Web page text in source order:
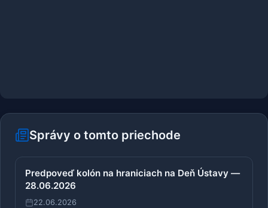
Správy o tomto priechode
Predpoveď kolón na hraniciach na Deň Ústavy —
28.06.2026
22.06.2026